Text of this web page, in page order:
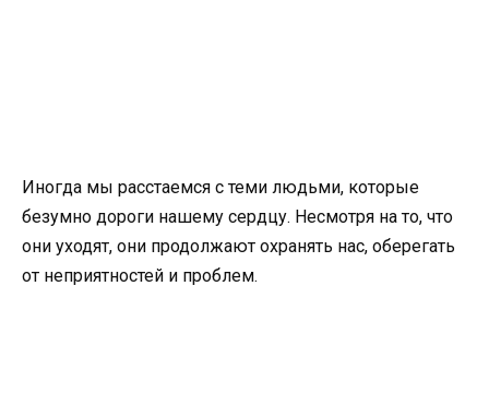
Иногда мы расстаемся с теми людьми, которые
безумно дороги нашему сердцу. Несмотря на то, что
они уходят, они продолжают охранять нас, оберегать
от неприятностей и проблем.